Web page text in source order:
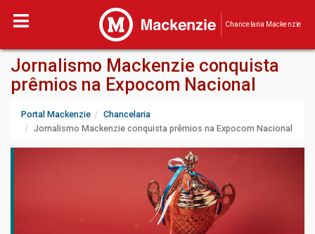
Chancelaria Mackenzie
Jornalismo Mackenzie conquista
prêmios na Expocom Nacional
Portal Mackenzie
Chancelaria
Jornalismo Mackenzie conquista prêmios na Expocom Nacional